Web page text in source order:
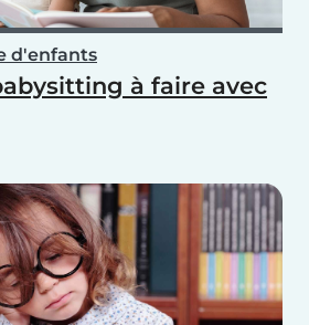
d'enfants
à faire avec